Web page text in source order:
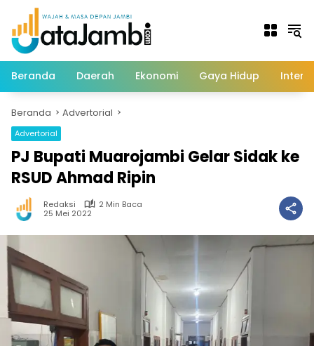
Langsung
konten
Beranda Daerah Ekonomi Gaya Hidup
Beranda Advertorial
Advertorial
PJ Bupati Muarojambi Gelar Sidak ke
RSUD Ahmad Ripin
Redaksi
2 Min Baca
25 Mei 2022